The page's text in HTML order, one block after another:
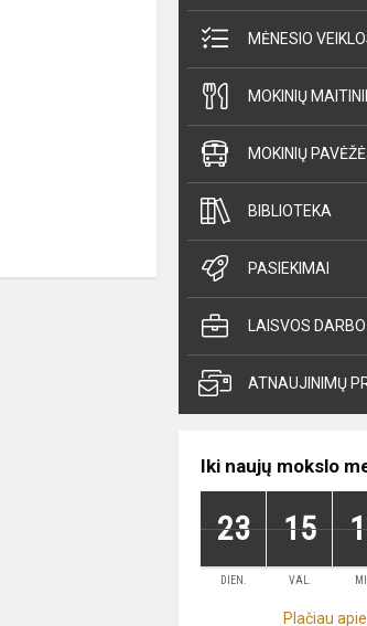
MĖNESIO
MOKINIŲ
MOKINIŲ
BIBLIOTEKA
PASIEKIMAI
LAISVOS
ATNAUJINIMŲ
Iki naujų mokslo
23 15
DIEN. VAL.
Plačiau